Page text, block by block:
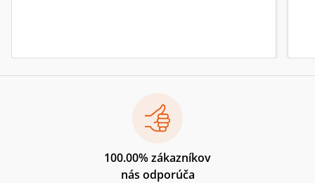
100.00% zákazníkov
nás odporúča